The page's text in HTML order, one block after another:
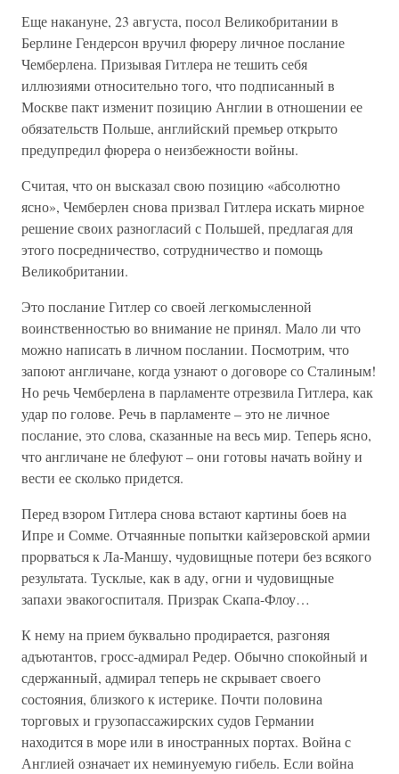
Еще накануне, 23 августа, посол Великобритании в
Берлине Гендерсон вручил фюреру личное послание
Чемберлена. Призывая Гитлера не тешить себя
иллюзиями относительно того, что подписанный в
Москве пакт изменит позицию Англии в отношении ее
обязательств Польше, английский премьер открыто
предупредил фюрера о неизбежности войны.
Считая, что он высказал свою позицию «абсолютно
ясно», Чемберлен снова призвал Гитлера искать мирное
решение своих разногласий с Польшей, предлагая для
этого посредничество, сотрудничество и помощь
Великобритании.
Это послание Гитлер со своей легкомысленной
воинственностью во внимание не принял. Мало ли что
можно написать в личном послании. Посмотрим, что
запоют англичане, когда узнают о договоре со Сталиным!
Но речь Чемберлена в парламенте отрезвила Гитлера, как
удар по голове. Речь в парламенте – это не личное
послание, это слова, сказанные на весь мир. Теперь ясно,
что англичане не блефуют – они готовы начать войну и
вести ее сколько придется.
Перед взором Гитлера снова встают картины боев на
Ипре и Сомме. Отчаянные попытки кайзеровской армии
прорваться к Ла-Маншу, чудовищные потери без всякого
результата. Тусклые, как в аду, огни и чудовищные
запахи эвакогоспиталя. Призрак Скапа-Флоу…
К нему на прием буквально продирается, разгоняя
адъютантов, гросс-адмирал Редер. Обычно спокойный и
сдержанный, адмирал теперь не скрывает своего
состояния, близкого к истерике. Почти половина
торговых и грузопассажирских судов Германии
находится в море или в иностранных портах. Война с
Англией означает их неминуемую гибель. Если война